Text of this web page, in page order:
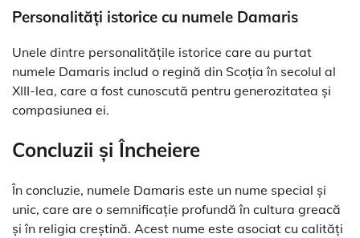
Personalități istorice cu numele Damaris
Unele dintre personalitățile istorice care au purtat
numele Damaris includ o regină din Scoția în secolul al
XIII-lea, care a fost cunoscută pentru generozitatea și
compasiunea ei.
Concluzii și Încheiere
În concluzie, numele Damaris este un nume special și
unic, care are o semnificație profundă în cultura greacă
și în religia creștină. Acest nume este asociat cu calități